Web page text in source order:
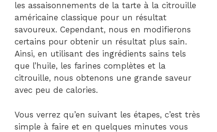
les assaisonnements de la tarte à la citrouille
américaine classique pour un résultat
savoureux. Cependant, nous en modifierons
certains pour obtenir un résultat plus sain.
Ainsi, en utilisant des ingrédients sains tels
que l’huile, les farines complètes et la
citrouille, nous obtenons une grande saveur
avec peu de calories.
Vous verrez qu’en suivant les étapes, c’est très
simple à faire et en quelques minutes vous